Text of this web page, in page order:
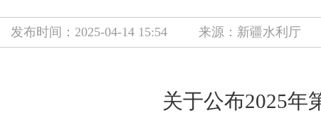
发布时间：2025-04-14 15:54 来源：新疆水利厅
关于公布2025年